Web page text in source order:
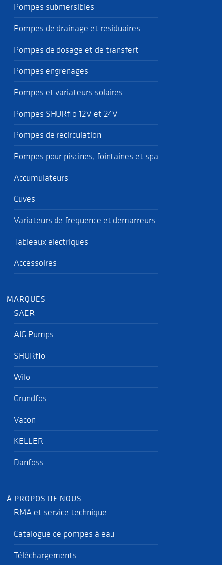
Pompes submersibles
Pompes de drainage et residuaires
Pompes de dosage et de transfert
Pompes engrenages
Pompes et variateurs solaires
Pompes SHURflo 12V et 24V
Pompes de recirculation
Pompes pour piscines, fointaines et spa
Accumulateurs
Cuves
Variateurs de frequence et demarreurs
Tableaux electriques
Accessoires
MARQUES
SAER
AIG Pumps
SHURflo
Wilo
Grundfos
Vacon
KELLER
Danfoss
À PROPOS DE NOUS
RMA et service technique
Catalogue de pompes à eau
Téléchargements